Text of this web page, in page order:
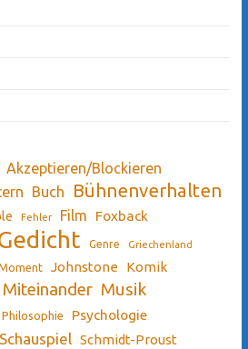
Akzeptieren/Blockieren
Buch Bühnenverhalten
Fehler Film Foxback
Genre Griechenland
Johnstone Komik
Miteinander Musik
Philosophie Psychologie
Schauspiel Schmidt-Proust